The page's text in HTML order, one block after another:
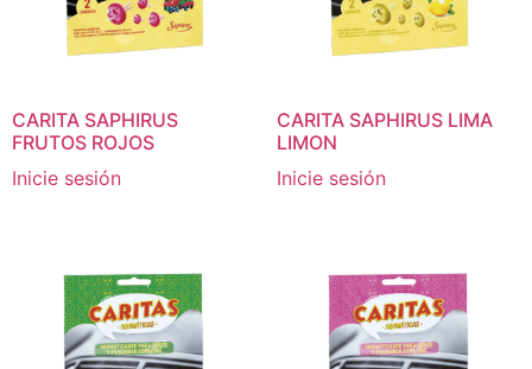
CARITA SAPHIRUS
FRUTOS ROJOS
Inicie sesión
CARITA SAPHIRUS LIMA
LIMON
Inicie sesión